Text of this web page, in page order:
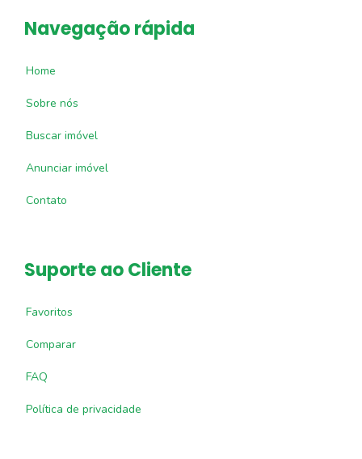
Navegação rápida
Home
Sobre nós
Buscar imóvel
Anunciar imóvel
Contato
Suporte ao Cliente
Favoritos
Comparar
FAQ
Política de privacidade